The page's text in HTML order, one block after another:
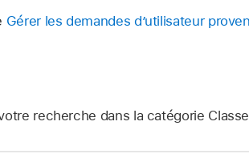
Gérer les demandes d’utilisateur
recherche dans la catégorie